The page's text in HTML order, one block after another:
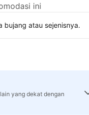
ini
bujang atau sejenisnya.
yang dekat dengan